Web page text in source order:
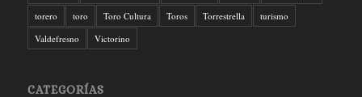
torero
toro Toro Cultura Toros Torrestrella
turismo
Valdefresno
Victorino
CATEGORÍAS